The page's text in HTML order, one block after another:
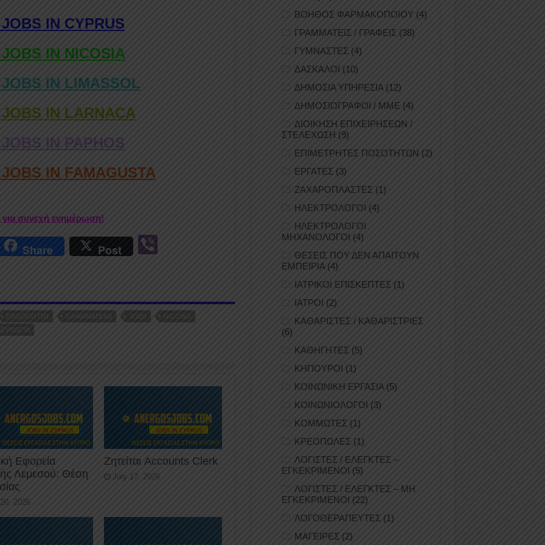
IN CYPRUS
IN NICOSIA
IN LIMASSOL
IN LARNACA
IN PAPHOS
IN FAMAGUSTA
για συνεχή ενημέρωση!
Share Post
ERGODOTISI GRAMMATEAS JOBS
NICOSIA
Εφορεία
Λεμεσού: Θέση
2026
Ζητείται Accounts Clerk
July 17, 2026
ΒΟΗΘΟΣ ΦΑΡΜΑΚΟΠΟΙΟΥ (4)
ΓΡΑΜΜΑΤΕΙΣ / ΓΡΑΦΕΙΣ (38)
ΓΥΜΝΑΣΤΕΣ (4)
ΔΑΣΚΑΛΟΙ (10)
ΔΗΜΟΣΙΑ ΥΠΗΡΕΣΙΑ (12)
ΔΗΜΟΣΙΟΓΡΑΦΟΙ / ΜΜΕ (4)
ΔΙΟΙΚΗΣΗ ΕΠΙΧΕΙΡΗΣΕΩΝ /
ΣΤΕΛΕΧΩΣΗ (9)
ΕΠΙΜΕΤΡΗΤΕΣ ΠΟΣΟΤΗΤΩΝ (2)
ΕΡΓΑΤΕΣ (3)
ΖΑΧΑΡΟΠΛΑΣΤΕΣ (1)
ΗΛΕΚΤΡΟΛΟΓΟΙ (4)
ΗΛΕΚΤΡΟΛΟΓΟΙ
ΜΗΧΑΝΟΛΟΓΟΙ (4)
ΘΕΣΕΙΣ ΠΟΥ ΔΕΝ ΑΠΑΙΤΟΥΝ
ΕΜΠΕΙΡΙΑ(4)
ΙΑΤΡΙΚΟΙ ΕΠΙΣΚΕΠΤΕΣ (1)
ΙΑΤΡΟΙ (2)
ΚΑΘΑΡΙΣΤΕΣ / ΚΑΘΑΡΙΣΤΡΙΕΣ
(6)
ΚΑΘΗΓΗΤΕΣ (5)
ΚΗΠΟΥΡΟΙ (1)
ΚΟΙΝΩΝΙΚΗ ΕΡΓΑΣΙΑ(5)
ΚΟΙΝΩΝΙΟΛΟΓΟΙ (3)
ΚΟΜΜΩΤΕΣ (1)
ΚΡΕΟΠΩΛΕΣ (1)
ΛΟΓΙΣΤΕΣ / ΕΛΕΓΚΤΕΣ –
ΕΓΚΕΚΡΙΜΕΝΟΙ (5)
ΛΟΓΙΣΤΕΣ / ΕΛΕΓΚΤΕΣ – ΜΗ
ΕΓΚΕΚΡΙΜΕΝΟΙ (22)
ΛΟΓΟΘΕΡΑΠΕΥΤΕΣ (1)
ΜΑΓΕΙΡΕΣ (2)